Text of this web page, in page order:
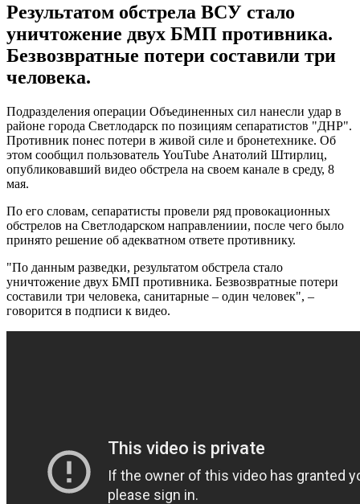
Результатом обстрела ВСУ стало
уничтожение двух БМП противника.
Безвозвратные потери составили три
человека.
Подразделения операции Объединенных сил нанесли удар в
районе города Светлодарск по позициям сепаратистов "ДНР".
Противник понес потери в живой силе и бронетехнике. Об
этом сообщил пользователь YouTube Анатолий Штирлиц,
опубликовавший видео обстрела на своем канале в среду, 8
мая.
По его словам, сепаратисты провели ряд провокационных
обстрелов на Светлодарском направлениии, после чего было
принято решение об адекватном ответе противнику.
"По данным разведки, результатом обстрела стало
уничтожение двух БМП противника. Безвозвратные потери
составили три человека, санитарные – один человек", –
говорится в подписи к видео.